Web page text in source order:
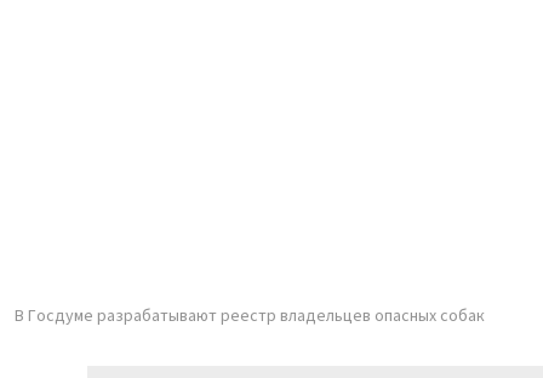
В Госдуме разрабатывают реестр владельцев опасных собак